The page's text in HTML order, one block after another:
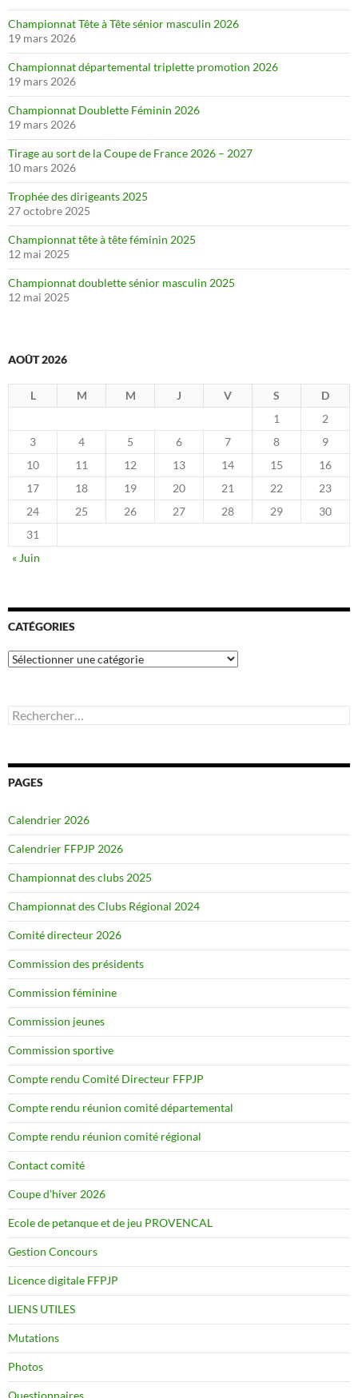
Championnat Tête à Tête sénior masculin 2026
19 mars 2026
Championnat départemental triplette promotion 2026
19 mars 2026
Championnat Doublette Féminin 2026
19 mars 2026
Tirage au sort de la Coupe de France 2026 – 2027
10 mars 2026
Trophée des dirigeants 2025
27 octobre 2025
Championnat tête à tête féminin 2025
12 mai 2025
Championnat doublette sénior masculin 2025
12 mai 2025
AOÛT 2026
L M M J V S
D
1
2
3
4 5 6 7 8
9
10
11 12 13 14 15
16
17
18 19 20 21 22
23
24
25 26 27 28 29
30
31
« Juin
CATÉGORIES
Catégories
Rechercher :
PAGES
Calendrier 2026
Calendrier FFPJP 2026
Championnat des clubs 2025
Championnat des Clubs Régional 2024
Comité directeur 2026
Commission des présidents
Commission féminine
Commission jeunes
Commission sportive
Compte rendu Comité Directeur FFPJP
Compte rendu réunion comité départemental
Compte rendu réunion comité régional
Contact comité
Coupe d’hiver 2026
Ecole de petanque et de jeu PROVENCAL
Gestion Concours
Licence digitale FFPJP
LIENS UTILES
Mutations
Photos
Questionnaires